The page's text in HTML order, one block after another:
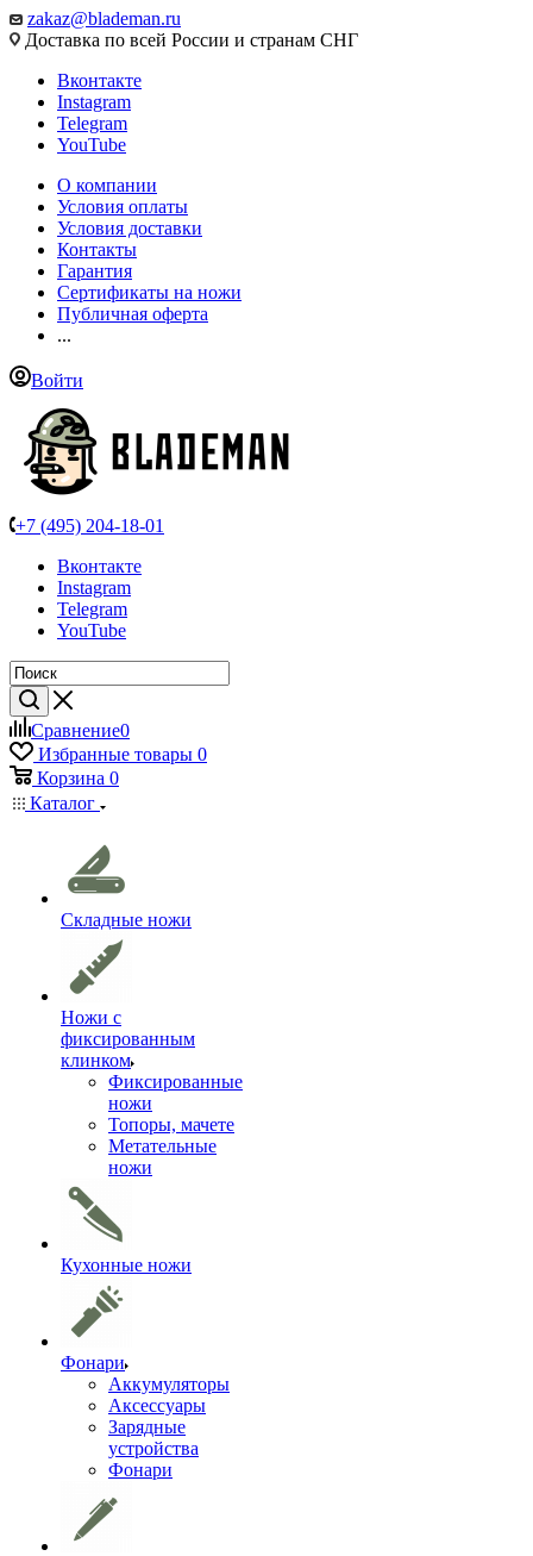
zakaz@blademan.ru
Доставка по всей России и странам СНГ
Вконтакте
Instagram
Telegram
YouTube
О компании
Условия оплаты
Условия доставки
Контакты
Гарантия
Сертификаты на ножи
Публичная оферта
...
Войти
+7 (495) 204-18-01
Вконтакте
Instagram
Telegram
YouTube
Сравнение0
Избранные товары 0
Корзина 0
Каталог
Складные ножи
Ножи с
фиксированным
клинком
Фиксированные
ножи
Топоры, мачете
Метательные
ножи
Кухонные ножи
Фонари
Аккумуляторы
Аксессуары
Зарядные
устройства
Фонари